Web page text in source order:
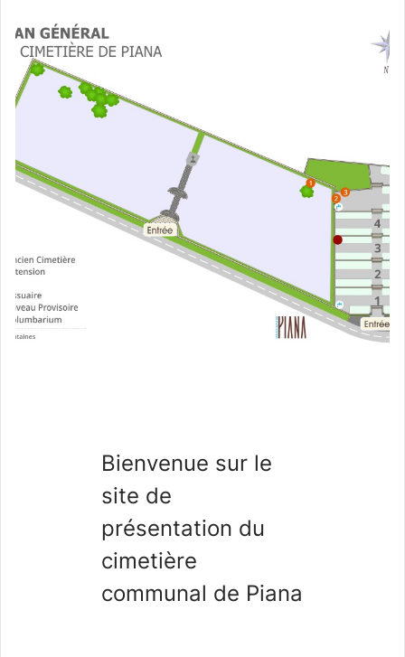
Bienvenue sur le
site de
présentation du
cimetière
communal de Piana